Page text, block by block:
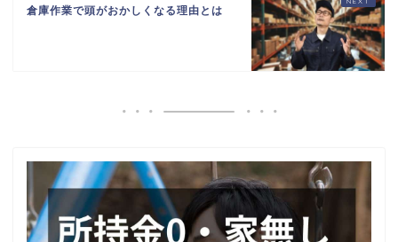
倉庫作業で頭がおかしくなる理由とは